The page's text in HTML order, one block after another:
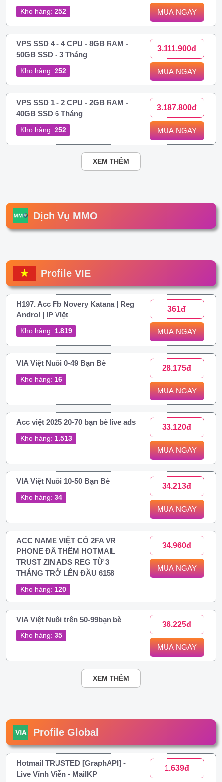
Kho hàng: 252 MUA NGAY
VPS SSD 4 - 4 CPU - 8GB RAM -
50GB SSD - 3 Tháng
Kho hàng: 252
3.111.900đ
MUA NGAY
VPS SSD 1 - 2 CPU - 2GB RAM -
40GB SSD 6 Tháng
Kho hàng: 252
3.187.800đ
MUA NGAY
XEM THÊM
Dịch Vụ MMO
Profile VIE
H197. Acc Fb Novery Katana | Reg
Androi | IP Việt
Kho hàng: 1.819
361đ
MUA NGAY
VIA Việt Nuôi 0-49 Bạn Bè
Kho hàng: 16
28.175đ
MUA NGAY
Acc việt 2025 20-70 bạn bè live ads
Kho hàng: 1.513
33.120đ
MUA NGAY
VIA Việt Nuôi 10-50 Bạn Bè
Kho hàng: 34
34.213đ
MUA NGAY
ACC NAME VIỆT CÓ 2FA VR
PHONE ĐÃ THÊM HOTMAIL
TRUST ZIN ADS REG TỪ 3
THÁNG TRỞ LÊN ĐẦU 6158
Kho hàng: 120
34.960đ
MUA NGAY
VIA Việt Nuôi trên 50-99bạn bè
Kho hàng: 35
36.225đ
MUA NGAY
XEM THÊM
Profile Global
Hotmail TRUSTED [GraphAPI] -
Live Vĩnh Viễn - MailKP
1.639đ